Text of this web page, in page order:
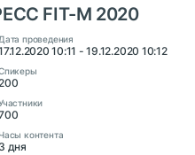
FIT-M 2020
Дата проведения
10:11 - 19.12.2020 10:12
Часы контента
3 дня